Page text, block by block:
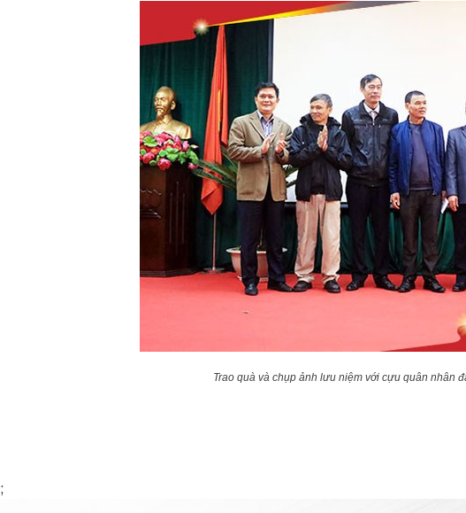
Trao quà và chụp ảnh lưu niệm với cựu quân nhân
;